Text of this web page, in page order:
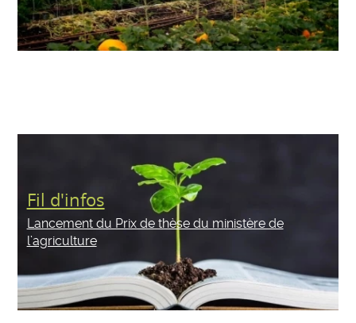
Lancement du Prix de thèse du ministère de
l’agriculture
Fil d'infos